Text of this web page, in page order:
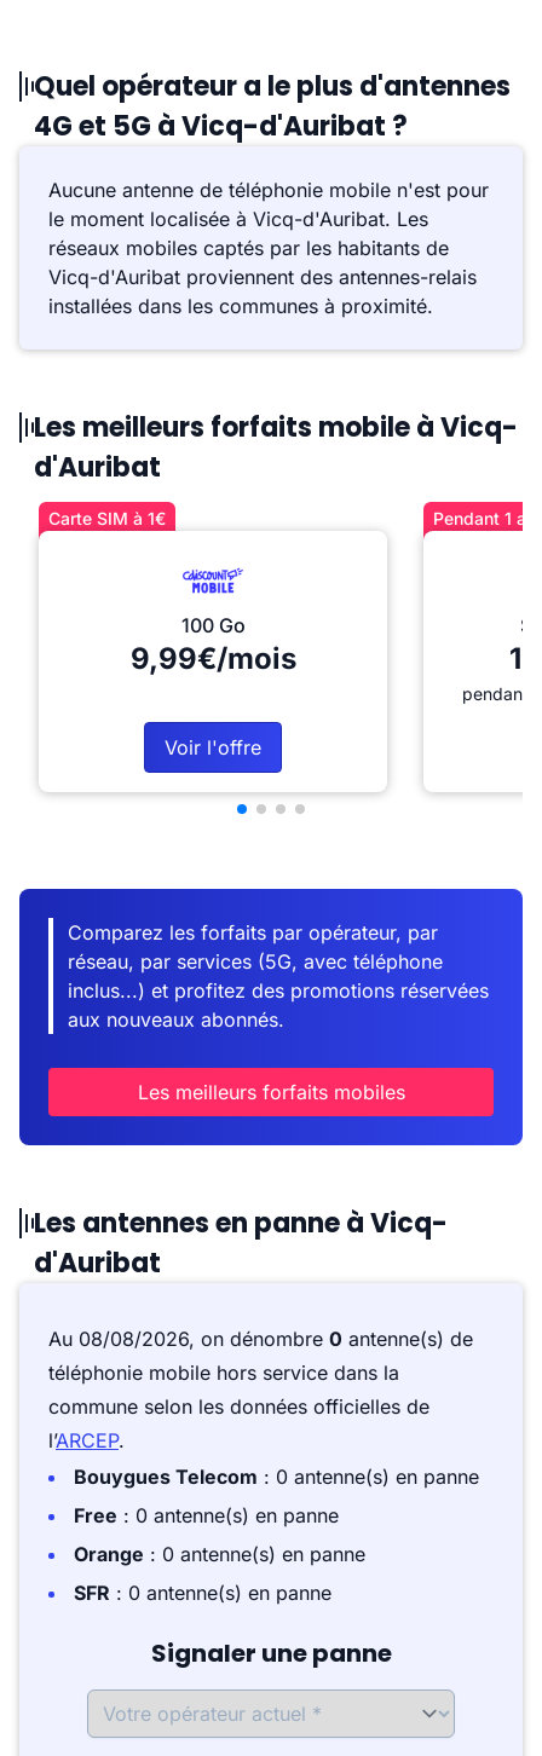
Quel opérateur a le plus d'antennes
4G et 5G à Vicq-d'Auribat ?
Aucune antenne de téléphonie mobile n'est pour
le moment localisée à Vicq-d'Auribat. Les
réseaux mobiles captés par les habitants de
Vicq-d'Auribat proviennent des antennes-relais
installées dans les communes à proximité.
Les meilleurs forfaits mobile à Vicq-
d'Auribat
Carte SIM à 1€
100 Go
9,99€/mois
Voir l'offre
Pendant 1
pendant
Comparez les forfaits par opérateur, par
réseau, par services (5G, avec téléphone
inclus...) et profitez des promotions réservées
aux nouveaux abonnés.
Les meilleurs forfaits mobiles
Les antennes en panne à Vicq-
d'Auribat
Au 08/08/2026, on dénombre 0 antenne(s) de
téléphonie mobile hors service dans la
commune selon les données officielles de
l’ARCEP.
Bouygues Telecom : 0 antenne(s) en panne
Free : 0 antenne(s) en panne
Orange : 0 antenne(s) en panne
SFR : 0 antenne(s) en panne
Signaler une panne